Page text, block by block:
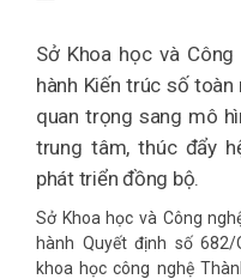
Sở Khoa học và Công
hành Kiến trúc số toàn
quan trọng sang mô
trung tâm, thúc đẩy
phát triển đồng bộ.
Sở Khoa học và Công
hành Quyết định số 682/
khoa học công nghệ